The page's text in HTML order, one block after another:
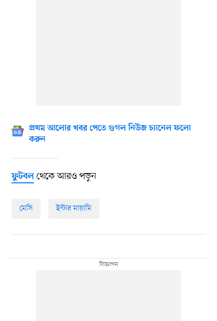
প্রথম আলোর খবর পেতে গুগল নিউজ চ্যানেল ফলো
করুন
ফুটবলথেকে আরও পড়ুন
মেসি ইন্টার মায়ামি